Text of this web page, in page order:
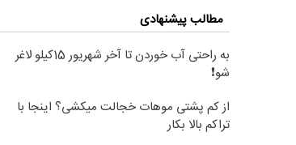
مطالب پیشنهادی
به راحتی آب خوردن تا آخر شهریور 15کیلو لاغر
شو❗
از کم پشتی موهات خجالت میکشی؟ اینجا با
تراکم بالا بکار